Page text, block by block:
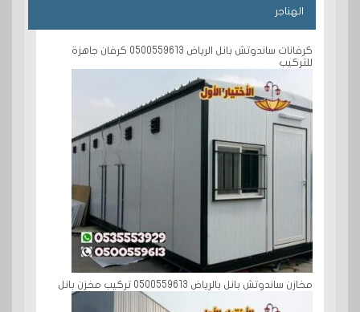
الهناجر
كرفانات ساندوتش بانل الرياض 0500559613 كرفان جاهزة
للتركيب
مخازن ساندوتش بانل بالرياض 0500559613 تركيب مخزن بانل